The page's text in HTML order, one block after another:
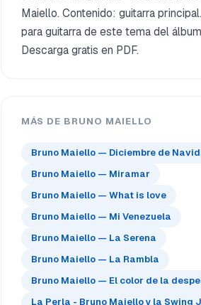
Maiello. Contenido: guitarra
para guitarra de este tema del
Descarga gratis en PDF.
MÁS DE BRUNO MAIELLO
Bruno Maiello — Diciembre de
Bruno Maiello — Miramar
Bruno Maiello — What is love
Bruno Maiello — Mi Venezuela
Bruno Maiello — La Serena
Bruno Maiello — La Rambla
Bruno Maiello — El color de la
La Perla - Bruno Maiello y la Swing